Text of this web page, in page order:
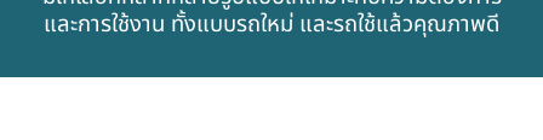
และการใช้งาน ทั้งแบบรถใหม่ และรถใช้แล้วคุณภาพดี